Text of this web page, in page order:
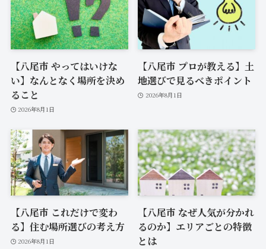
【八尾市 やってはいけな
い】なんとなく場所を決め
ること
2026年8月1日
【八尾市 プロが教える】土
地選びで見るべきポイント
2026年8月1日
【八尾市 これだけで変わ
る】住む場所選びの考え方
2026年8月1日
【八尾市 なぜ人気が分かれ
るのか】エリアごとの特徴
とは